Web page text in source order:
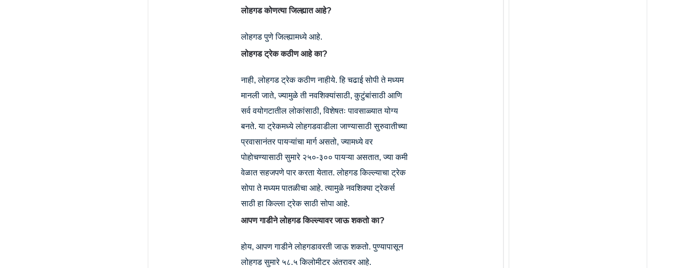
लोहगड कोणत्या जिल्ह्यात आहे?
लोहगड पुणे जिल्ह्यामध्ये आहे.
लोहगड ट्रेक कठीण आहे का?
नाही, लोहगड ट्रेक कठीण नाहीये. हि चढाई सोपी ते मध्यम
मानली जाते, ज्यामुळे ती नवशिक्यांसाठी, कुटुंबांसाठी आणि
सर्व वयोगटातील लोकांसाठी, विशेषतः पावसाळ्यात योग्य
बनते. या ट्रेकमध्ये लोहगडवाडीला जाण्यासाठी सुरुवातीच्या
प्रवासानंतर पायऱ्यांचा मार्ग असतो, ज्यामध्ये वर
पोहोचण्यासाठी सुमारे २५०-३०० पायऱ्या असतात, ज्या कमी
वेळात सहजपणे पार करता येतात. लोहगड किल्ल्याचा ट्रेक
सोपा ते मध्यम पातळीचा आहे. त्यामुळे नवशिक्या ट्रेकर्स
साठी हा किल्ला ट्रेक साठी सोपा आहे.
आपण गाडीने लोहगड किल्ल्यावर जाऊ शकतो का?
होय, आपण गाडीने लोहगडावरती जाऊ शकतो. पुण्यापासून
लोहगड सुमारे ५८.५ किलोमीटर अंतरावर आहे.